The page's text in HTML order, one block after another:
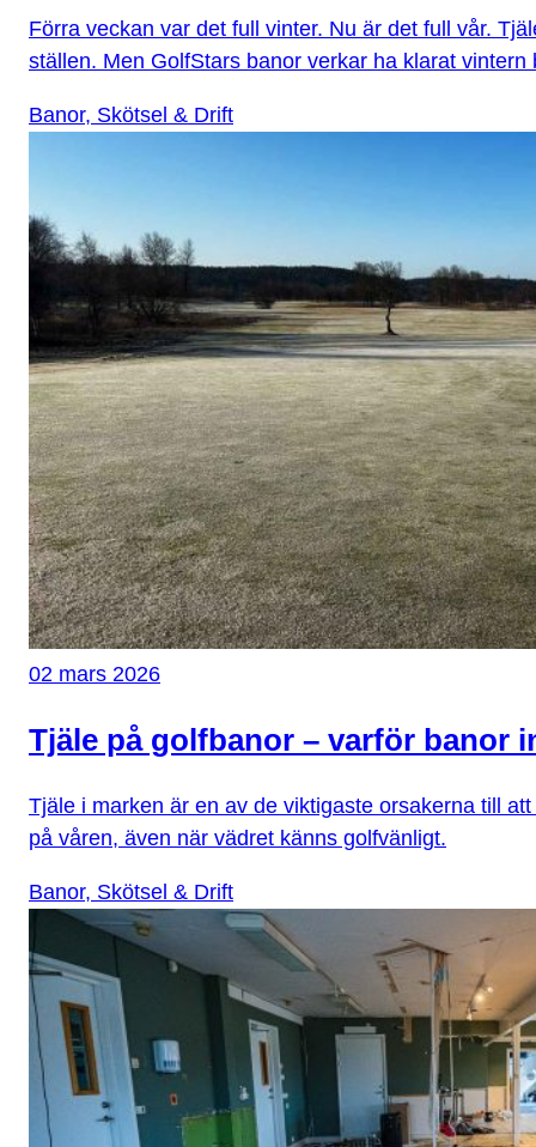
Förra veckan var det full vinter. Nu är det full vår.
ställen. Men GolfStars banor verkar ha klarat vintern
Banor, Skötsel & Drift
02 mars 2026
Tjäle på golfbanor – varför banor
Tjäle i marken är en av de viktigaste orsakerna till
på våren, även när vädret känns golfvänligt.
Banor, Skötsel & Drift